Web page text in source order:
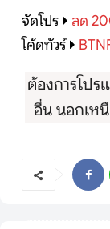
จัดโปร
ลด
โค้ดทัวร์
ต้องการโปร
อื่น นอกเห